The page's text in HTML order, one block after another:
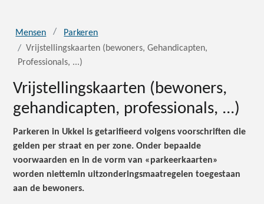
Mensen
Parkeren
Vrijstellingskaarten (bewoners, Gehandicapten,
Professionals, ...)
Vrijstellingskaarten (bewoners,
gehandicapten, professionals, ...)
Parkeren in Ukkel is getarifieerd volgens voorschriften die
gelden per straat en per zone. Onder bepaalde
voorwaarden en in de vorm van «parkeerkaarten»
worden niettemin uitzonderingsmaatregelen toegestaan
aan de bewoners.